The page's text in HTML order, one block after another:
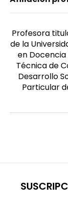
Profesora
de la
en
Técnica de
Desarrollo
Particular